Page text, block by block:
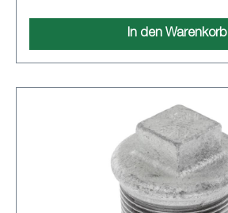
In den Warenkorb